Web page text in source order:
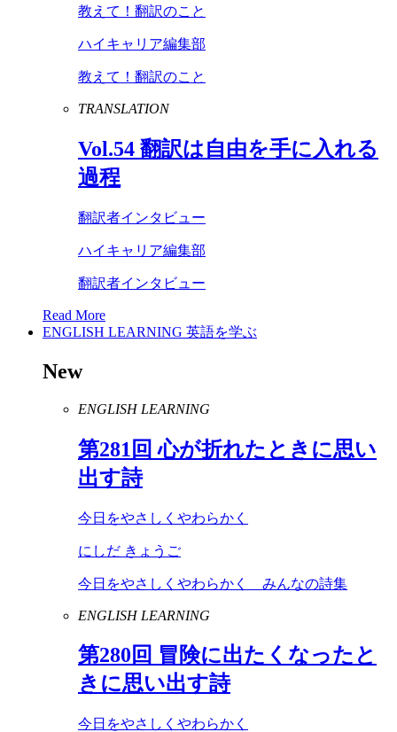
教えて！翻訳のこと
ハイキャリア編集部
教えて！翻訳のこと
TRANSLATION
Vol.54 翻訳は自由を手に入れる
過程
翻訳者インタビュー
ハイキャリア編集部
翻訳者インタビュー
Read More
ENGLISH LEARNING 英語を学ぶ
New
ENGLISH LEARNING
第281 回 心が折れたときに思い
出す詩
今日をやさしくやわらかく
にしだ きょうご
今日をやさしくやわらかく みんなの詩集
ENGLISH LEARNING
第280回 冒険に出たくなったと
きに思い出す詩
今日をやさしくやわらかく